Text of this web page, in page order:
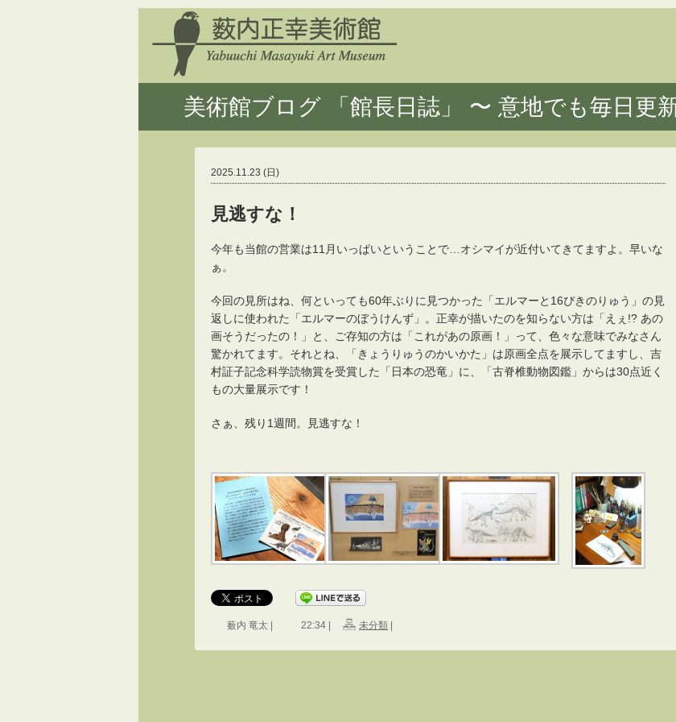
美術館ブログ 「館長日誌」 〜 意地でも毎日更
2025.11.23 (日)
見逃すな！
今年も当館の営業は11月いっぱいということで…オシマイが近付いてきてますよ。早いな
ぁ。
今回の見所はね、何といっても60年ぶりに見つかった「エルマーと16ぴきのりゅう」の見
返しに使われた「エルマーのぼうけんず」。正幸が描いたのを知らない方は「えぇ!? あの
画そうだったの！」と、ご存知の方は「これがあの原画！」って、色々な意味でみなさん
驚かれてます。それとね、「きょうりゅうのかいかた」は原画全点を展示してますし、吉
村証子記念科学読物賞を受賞した「日本の恐竜」に、「古脊椎動物図鑑」からは30点近く
もの大量展示です！
さぁ、残り1週間。見逃すな！
薮内 竜太 | 22:34 | 未分類